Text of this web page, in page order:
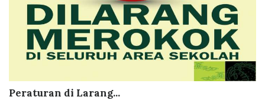
Peraturan di Larang...